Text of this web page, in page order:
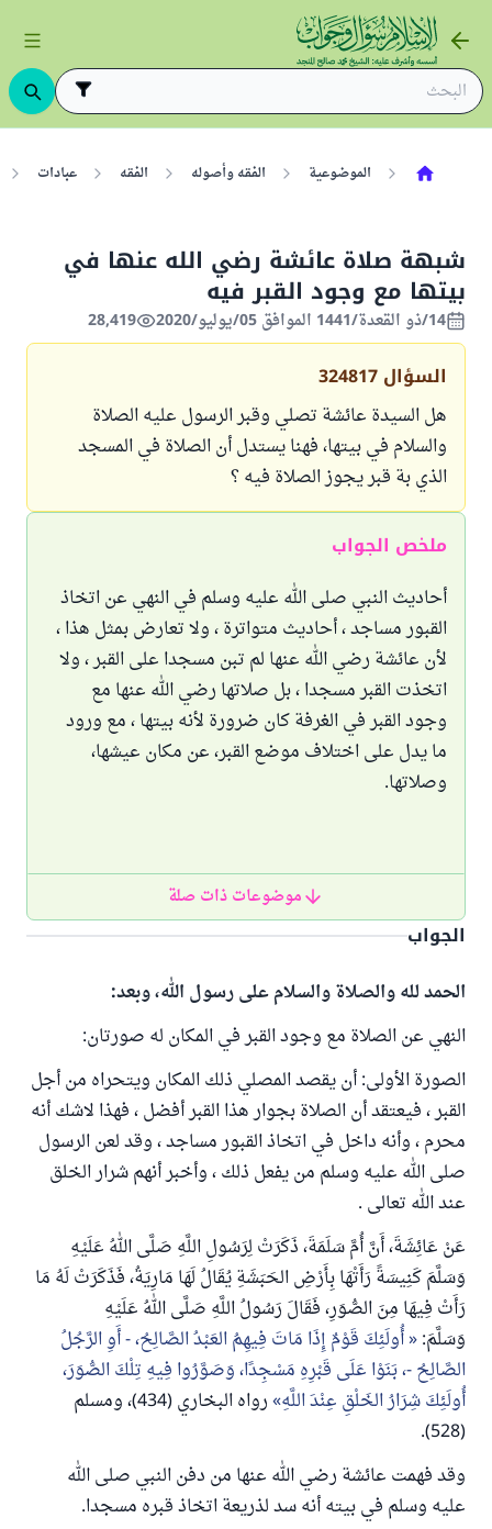
الموضوعية الفقه وأصوله الفقه عبادات
شبهة صلاة عائشة رضي الله عنها في
بيتها مع وجود القبر فيه
14/ذو القعدة/1441 الموافق 05/يوليو/2020 28,419
السؤال 324817
هل السيدة عائشة تصلي وقبر الرسول عليه الصلاة
والسلام في بيتها، فهنا يستدل أن الصلاة في المسجد
الذي بة قبر يجوز الصلاة فيه ؟
ملخص الجواب
أحاديث النبي صلى الله عليه وسلم في النهي عن اتخاذ
القبور مساجد ، أحاديث متواترة ، ولا تعارض بمثل هذا ،
لأن عائشة رضي الله عنها لم تبن مسجدا على القبر ، ولا
اتخذت القبر مسجدا ، بل صلاتها رضي الله عنها مع
وجود القبر في الغرفة كان ضرورة لأنه بيتها ، مع ورود
ما يدل على اختلاف موضع القبر، عن مكان عيشها،
وصلاتها.
موضوعات ذات صلة
الجواب
الحمد لله والصلاة والسلام على رسول الله، وبعد:
النهي عن الصلاة مع وجود القبر في المكان له صورتان:
الصورة الأولى: أن يقصد المصلي ذلك المكان ويتحراه من أجل
القبر ، فيعتقد أن الصلاة بجوار هذا القبر أفضل ، فهذا لاشك أنه
محرم ، وأنه داخل في اتخاذ القبور مساجد ، وقد لعن الرسول
صلى الله عليه وسلم من يفعل ذلك ، وأخبر أنهم شرار الخلق
عند الله تعالى .
عَنْ عَائِشَةَ، أَنَّ أُمَّ سَلَمَةَ، ذَكَرَتْ لِرَسُولِ اللَّهِ صَلَّى اللهُ عَلَيْهِ
وَسَلَّمَ كَنِيسَةً رَأَتْهَا بِأَرْضِ الحَبَشَةِ يُقَالُ لَهَا مَارِيَةُ، فَذَكَرَتْ لَهُ مَا
رَأَتْ فِيهَا مِنَ الصُّوَرِ، فَقَالَ رَسُولُ اللَّهِ صَلَّى اللهُ عَلَيْهِ
وَسَلَّمَ: أُولَئِكَ قَوْمٌ إِذَا مَاتَ فِيهِمُ العَبْدُ الصَّالِحُ، - أَوِ الرَّجُلُ
الصَّالِحُ -، بَنَوْا عَلَى قَبْرِهِ مَسْجِدًا، وَصَوَّرُوا فِيهِ تِلْكَ الصُّوَرَ،
أُولَئِكَ شِرَارُ الخَلْقِ عِنْدَ اللَّهِ
رواه البخاري (434)، ومسلم
(528).
وقد فهمت عائشة رضي الله عنها من دفن النبي صلى الله
عليه وسلم في بيته أنه سد لذريعة اتخاذ قبره مسجدا.